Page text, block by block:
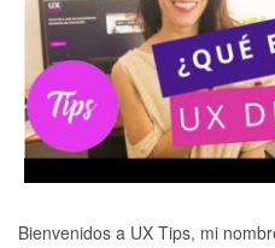
Bienvenidos a UX Tips, mi